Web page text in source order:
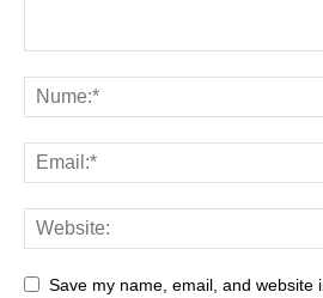
Save my name, email, and website